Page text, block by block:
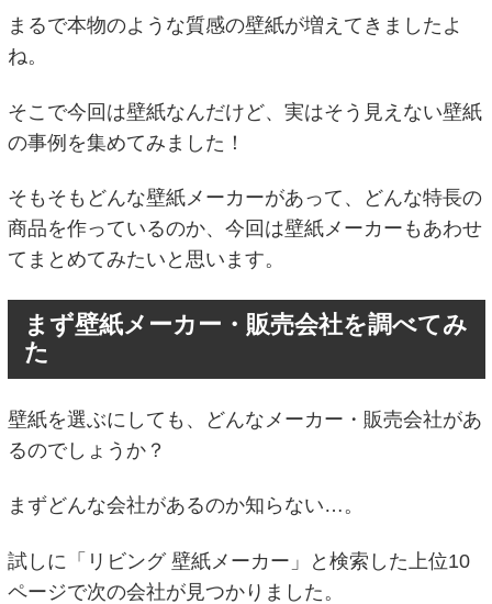
まるで本物のような質感の壁紙が増えてきましたよ
ね。
そこで今回は壁紙なんだけど、実はそう見えない壁紙
の事例を集めてみました！
そもそもどんな壁紙メーカーがあって、どんな特長の
商品を作っているのか、今回は壁紙メーカーもあわせ
てまとめてみたいと思います。
まず壁紙メーカー・販売会社を調べてみ
た
壁紙を選ぶにしても、どんなメーカー・販売会社があ
るのでしょうか？
まずどんな会社があるのか知らない…。
試しに「リビング 壁紙メーカー」と検索した上位10
ページで次の会社が見つかりました。